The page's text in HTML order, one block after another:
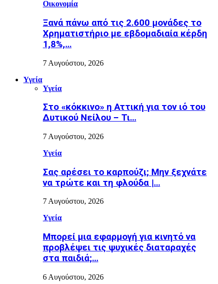
Οικονομία
Ξανά πάνω από τις 2.600 μονάδες το
Χρηματιστήριο με εβδομαδιαία κέρδη
1,8%,…
7 Αυγούστου, 2026
Υγεία
Υγεία
Στο «κόκκινο» η Αττική για τον ιό του
Δυτικού Νείλου – Τι…
7 Αυγούστου, 2026
Υγεία
Σας αρέσει το καρπούζι; Μην ξεχνάτε
να τρώτε και τη φλούδα |…
7 Αυγούστου, 2026
Υγεία
Μπορεί μια εφαρμογή για κινητό να
προβλέψει τις ψυχικές διαταραχές
στα παιδιά;…
6 Αυγούστου, 2026